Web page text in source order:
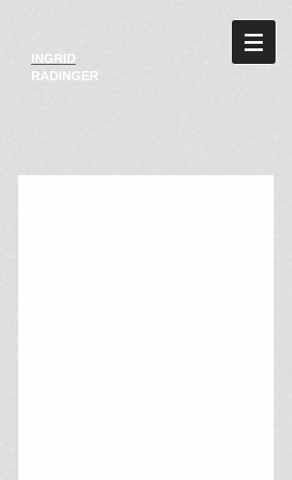
INGRID
RADINGER